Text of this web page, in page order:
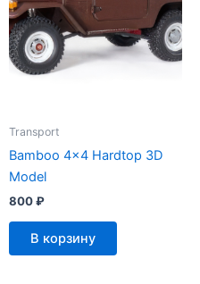
Transport
Bamboo 4×4 Hardtop 3D
Model
800₽
В корзину